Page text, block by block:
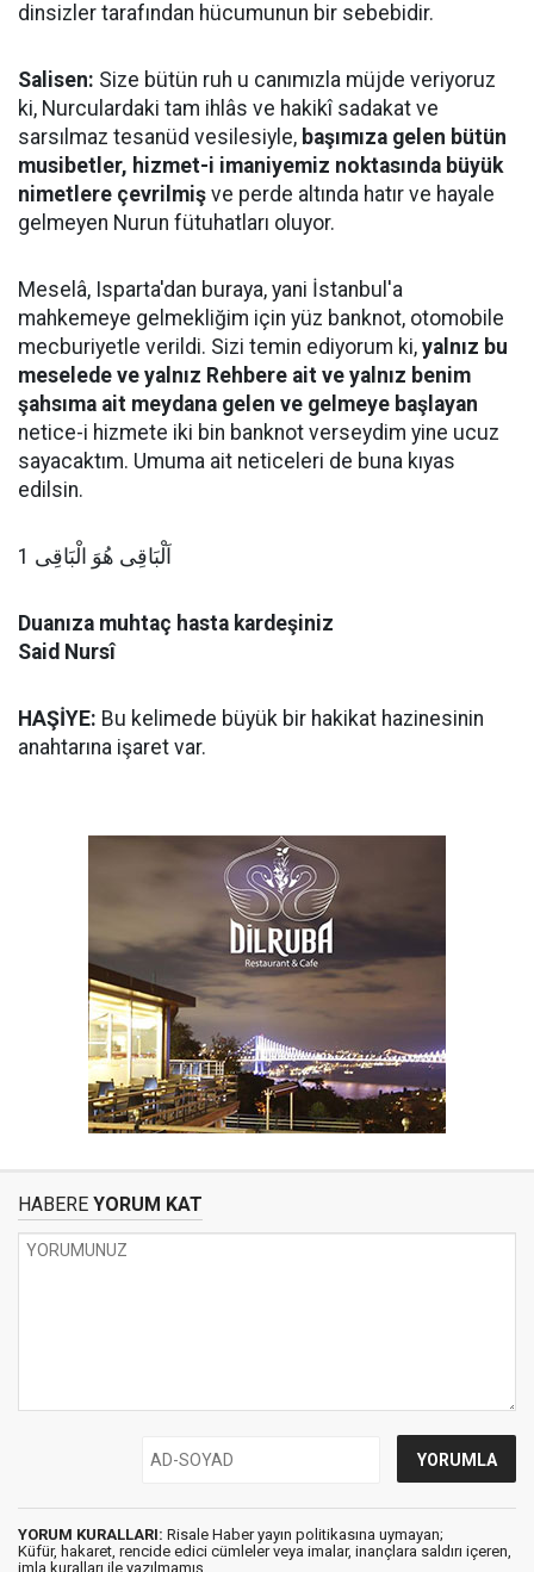
dinsizler tarafından hücumunun bir sebebidir.
Salisen: Size bütün ruh u canımızla müjde veriyoruz
ki, Nurculardaki tam ihlâs ve hakikî sadakat ve
sarsılmaz tesanüd vesilesiyle, başımıza gelen bütün
musibetler, hizmet-i imaniyemiz noktasında büyük
nimetlere çevrilmiş ve perde altında hatır ve hayale
gelmeyen Nurun fütuhatları oluyor.
Meselâ, Isparta'dan buraya, yani İstanbul'a
mahkemeye gelmekliğim için yüz banknot, otomobile
mecburiyetle verildi. Sizi temin ediyorum ki, yalnız bu
meselede ve yalnız Rehbere ait ve yalnız benim
şahsıma ait meydana gelen ve gelmeye başlayan
netice-i hizmete iki bin banknot verseydim yine ucuz
sayacaktım. Umuma ait neticeleri de buna kıyas
edilsin.
اَلْبَاقِى هُوَ الْبَاقِى 1
Duanıza muhtaç hasta kardeşiniz
Said Nursî
HAŞİYE: Bu kelimede büyük bir hakikat hazinesinin
anahtarına işaret var.
HABERE YORUM KAT
YORUM KURALLARI: Risale Haber yayın politikasına uymayan;
Küfür, hakaret, rencide edici cümleler veya imalar, inançlara saldırı içeren,
imla kuralları ile yazılmamış,